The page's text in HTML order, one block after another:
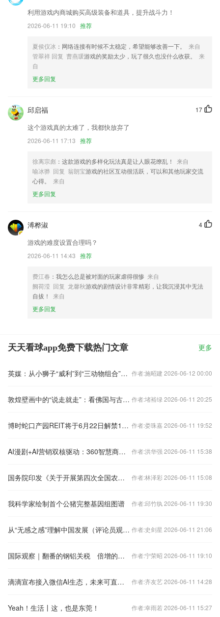
6.快速查找，分类清晰。可按成语结构、字数查找。
对现有功能进行优化
优化了整体性能，体验更顺畅
提升拍照的稳定性，修复高清拍照有声音的问题
对应用的数据做了备份。开发者不对任何数据丢失的情况负责。
【新增】“我的”新增“云游汇”入口
以上就是天天看球app免费下载的介绍，如果您喜欢这款软件，您可以到
行优化修改。
利用游戏内商城购买高级装备和道具，提升战斗力！
2026-06-11 19:10 推荐
夏侯仪冰 ：网络连接有时候不太稳定，希望能够改善一下。
来自
管翠祥 回复 曹燕瑗游戏的奖励太少，玩了很久也没什么收获。
来
自
更多回复
17
邱启福
这个游戏真的太难了，我都快放弃了
2026-06-11 17:13 推荐
徐离宗彪 ：这款游戏的多样化玩法真是让人眼花缭乱！
来自
喻冰骅 回复 翁朗宝游戏的社区互动很活跃，可以和其他玩家交流
心得。
来自
更多回复
4
溥桦淑
游戏的难度设置合理吗？
2026-06-11 14:43 推荐
费江春 ：我怎么总是被对面的玩家虐得很惨 来自
阙荷滢 回复 龙馨秋游戏的剧情设计非常精彩，让我沉浸其中无法
自拔！
来自
更多回复
天天看球app免费下载热门文章 更多
英媒：从小狮子“威利”到“三动物组合”世界杯吉祥物为何越来越乏味？ 作者:施昭建 2026-06-12 00:00
敦煌壁画中的“说走就走”：看佛国与古人天马行空的出行方式 作者:堵裕绿 2026-06-11 20:25
博时蛇口产园REIT将于6月22日解禁1.8亿限售份额 作者:娄珠嘉 2026-06-11 19:52
AI漫剧+AI营销双核驱动：360智慧商业全国首个城市级GEO运营项目落地靖江 作者:洪华强 2026-06-11 15:38
国务院印发《关于开展第四次全国农业普查的通知》 作者:林泽彩 2026-06-11 15:08
我科学家绘制首个公猪完整基因组图谱 作者:邱竹纨 2026-06-11 19:30
从“无感之感”理解中国发展（评论员观察） 作者:史剑星 2026-06-11 21:06
国际观察｜翻番的钢铝关税 倍增的反制和反噬 作者:宁荣昭 2026-06-11 19:10
滴滴宣布接入微信AI生态，未来可直接唤起快车、专车、特惠等服务 作者:齐友艺 2026-06-11 14:28
Yeah！生活丨这，也是东莞！ 作者:幸雨若 2026-06-11 15:27